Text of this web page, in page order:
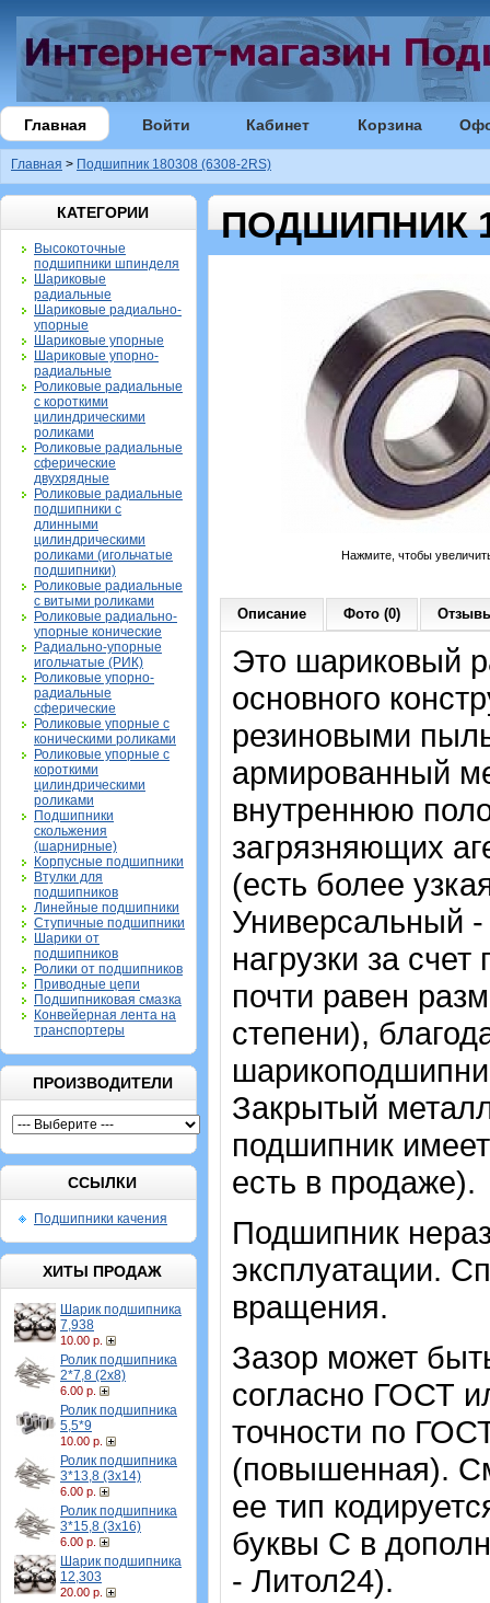
Главная Войти Кабинет Корзина
Главная > Подшипник 180308 (6308-2RS)
КАТЕГОРИИ
Высокоточные
подшипники шпинделя
Шариковые
радиальные
Шариковые радиально-
упорные
Шариковые упорные
Шариковые упорно-
радиальные
Роликовые радиальные
с короткими
цилиндрическими
роликами
Роликовые радиальные
сферические
двухрядные
Роликовые радиальные
подшипники с
длинными
цилиндрическими
роликами (игольчатые
подшипники)
Роликовые радиальные
с витыми роликами
Роликовые радиально-
упорные конические
Радиально-упорные
игольчатые (РИК)
Роликовые упорно-
радиальные
сферические
Роликовые упорные с
коническими роликами
Роликовые упорные с
короткими
цилиндрическими
роликами
Подшипники
скольжения
(шарнирные)
Корпусные подшипники
Втулки для
подшипников
Линейные подшипники
Ступичные подшипники
Шарики от
подшипников
Ролики от подшипников
Приводные цепи
Подшипниковая смазка
Конвейерная лента на
транспортеры
ПРОИЗВОДИТЕЛИ
ССЫЛКИ
Подшипники качения
ХИТЫ ПРОДАЖ
Шарик подшипника
7,938
10.00 р.
Ролик подшипника
2*7,8 (2х8)
6.00 р.
Ролик подшипника
5,5*9
10.00 р.
Ролик подшипника
3*13,8 (3х14)
6.00 р.
Ролик подшипника
3*15,8 (3х16)
6.00 р.
Шарик подшипника
12,303
20.00 р.
ПОДШИПНИК
Нажмите, чтобы
Описание Фото (0)
Это шариковый
основного
резиновыми
армированный
внутреннюю
загрязняющих
(есть более
Универсальный
нагрузки за
почти равен
степени),
Закрытый
подшипник
есть в продаже).
Подшипник
эксплуатации.
вращения.
Зазор может
согласно ГОСТ
точности по
(повышенная).
ее тип
буквы С в
- Литол24).